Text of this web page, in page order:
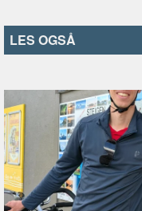
LES OGSÅ